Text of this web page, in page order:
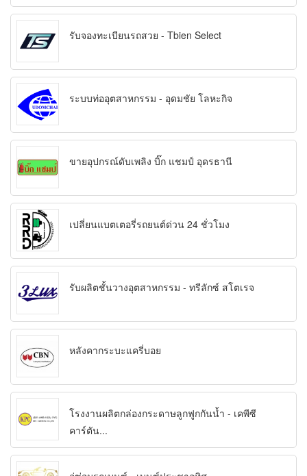
รับจองทะเบียนรถสวย - Tbien Select
ระบบท่ออุตสาหกรรม - อุดมชัย โลหะกิจ
ขายอุปกรณ์ดับเพลิง บิ๊ก แชมป์ อุดรธานี
เปลี่ยนแบตเตอรี่รถยนต์ด่วน 24 ชั่วโมง
รับผลิตชั้นวางอุตสาหกรรม - ทรีลักซ์ สโตเรจ
หลังคากระบะแครี่บอย
โรงงานผลิตกล่องกระดาษลูกฟูกกันน้ำ - เคพีซี
คาร์ตัน...